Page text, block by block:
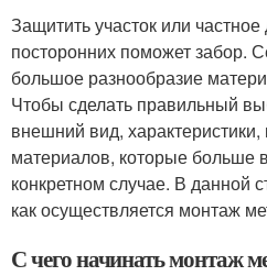
Защитить участок или
посторонних поможет забор.
большое разнообразие
Чтобы сделать правильный
внешний вид, характеристики,
материалов, которые больше
конкретном случае. В данной
как осуществляется монтаж
С чего начинать монтаж